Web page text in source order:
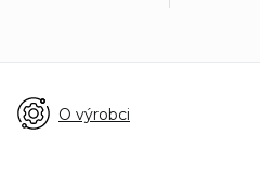
O výrobci